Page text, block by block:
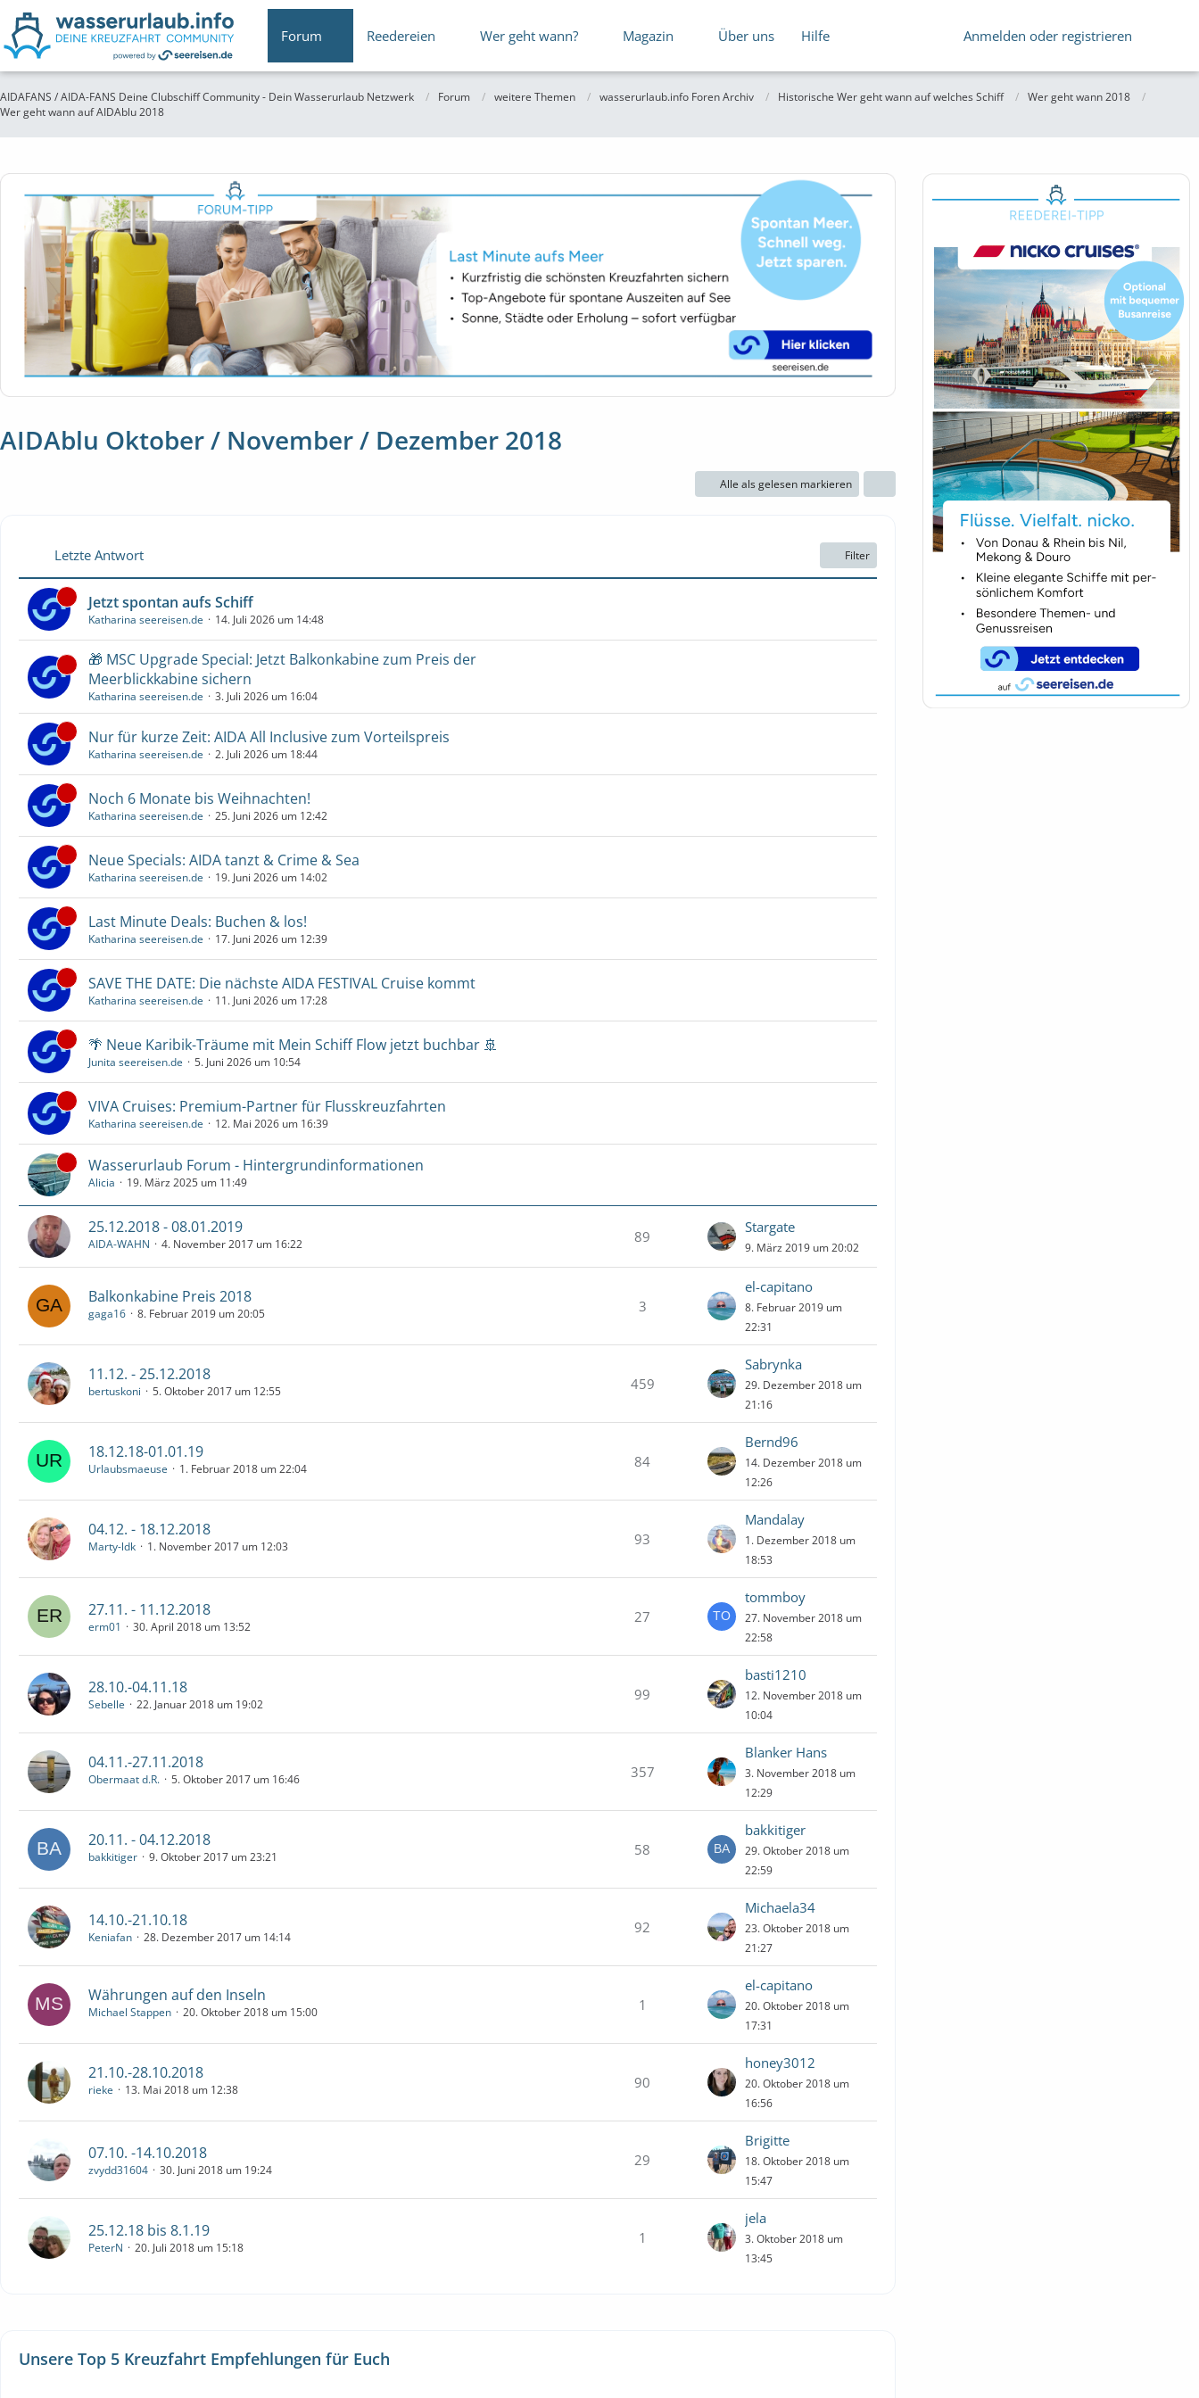
Forum Reedereien Wer geht wann? Magazin Über uns Hilfe Anmelden oder registrieren
AIDAFANS / AIDA-FANS Deine Clubschiff Community - Dein Wasserurlaub Netzwerk Forum weitere Themen wasserurlaub.info Foren Archiv Historische Wer geht wann auf welches Schiff
Wer geht wann 2018
Wer geht wann auf AIDAblu 2018
AIDAblu Oktober / November / Dezember 2018
Alle als gelesen markieren
Letzte Antwort Filter
Jetzt spontan aufs Schiff
Katharina seereisen.de 14. Juli 2026 um 14:48
🎁 MSC Upgrade Special: Jetzt Balkonkabine zum Preis der
Meerblickkabine sichern
Katharina seereisen.de 3. Juli 2026 um 16:04
Nur für kurze Zeit: AIDA All Inclusive zum Vorteilspreis
Katharina seereisen.de 2. Juli 2026 um 18:44
Noch 6 Monate bis Weihnachten!
Katharina seereisen.de 25. Juni 2026 um 12:42
Neue Specials: AIDA tanzt & Crime & Sea
Katharina seereisen.de 19. Juni 2026 um 14:02
Last Minute Deals: Buchen & los!
Katharina seereisen.de 17. Juni 2026 um 12:39
SAVE THE DATE: Die nächste AIDA FESTIVAL Cruise kommt
Katharina seereisen.de 11. Juni 2026 um 17:28
🌴 Neue Karibik-Träume mit Mein Schiff Flow jetzt buchbar 🚢
Junita seereisen.de 5. Juni 2026 um 10:54
VIVA Cruises: Premium-Partner für Flusskreuzfahrten
Katharina seereisen.de 12. Mai 2026 um 16:39
Wasserurlaub Forum - Hintergrundinformationen
Alicia 19. März 2025 um 11:49
25.12.2018 - 08.01.2019
AIDA-WAHN 4. November 2017 um 16:22 89
Stargate
9. März 2019 um 20:02
Balkonkabine Preis 2018
gaga16 8. Februar 2019 um 20:05 3
el-capitano
8. Februar 2019 um
22:31
11.12. - 25.12.2018
bertuskoni 5. Oktober 2017 um 12:55 459
Sabrynka
29. Dezember 2018 um
21:16
18.12.18-01.01.19
Urlaubsmaeuse 1. Februar 2018 um 22:04 84
Bernd96
14. Dezember 2018 um
12:26
04.12. - 18.12.2018
Marty-ldk 1. November 2017 um 12:03 93
Mandalay
1. Dezember 2018 um
18:53
27.11. - 11.12.2018
erm01 30. April 2018 um 13:52
27
tommboy
27. November 2018 um
22:58
28.10.-04.11.18
Sebelle 22. Januar 2018 um 19:02
99
basti1210
12. November 2018 um
10:04
04.11.-27.11.2018
Obermaat d.R. 5. Oktober 2017 um 16:46 357
Blanker Hans
3. November 2018 um
12:29
20.11. - 04.12.2018
bakkitiger 9. Oktober 2017 um 23:21 58
bakkitiger
29. Oktober 2018 um
22:59
14.10.-21.10.18
Keniafan 28. Dezember 2017 um 14:14
92
Michaela34
23. Oktober 2018 um
21:27
Währungen auf den Inseln
Michael Stappen 20. Oktober 2018 um 15:00 1
el-capitano
20. Oktober 2018 um
17:31
21.10.-28.10.2018
rieke 13. Mai 2018 um 12:38 90
honey3012
20. Oktober 2018 um
16:56
07.10. -14.10.2018
zvydd31604 30. Juni 2018 um 19:24
29
Brigitte
18. Oktober 2018 um
15:47
25.12.18 bis 8.1.19
PeterN 20. Juli 2018 um 15:18
1
jela
3. Oktober 2018 um
13:45
Unsere Top 5 Kreuzfahrt Empfehlungen für Euch